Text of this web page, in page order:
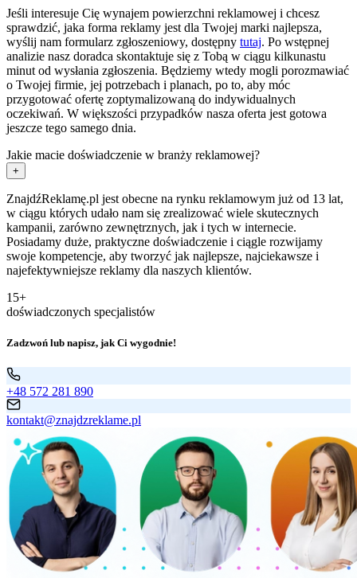
Jeśli interesuje Cię wynajem powierzchni reklamowej i chcesz
sprawdzić, jaka forma reklamy jest dla Twojej marki najlepsza,
wyślij nam formularz zgłoszeniowy, dostępny tutaj. Po wstępnej
analizie nasz doradca skontaktuje się z Tobą w ciągu kilkunastu
minut od wysłania zgłoszenia. Będziemy wtedy mogli porozmawiać
o Twojej firmie, jej potrzebach i planach, po to, aby móc
przygotować ofertę zoptymalizowaną do indywidualnych
oczekiwań. W większości przypadków nasza oferta jest gotowa
jeszcze tego samego dnia.
Jakie macie doświadczenie w branży reklamowej?
+
ZnajdźReklamę.pl jest obecne na rynku reklamowym już od 13 lat,
w ciągu których udało nam się zrealizować wiele skutecznych
kampanii, zarówno zewnętrznych, jak i tych w internecie.
Posiadamy duże, praktyczne doświadczenie i ciągle rozwijamy
swoje kompetencje, aby tworzyć jak najlepsze, najciekawsze i
najefektywniejsze reklamy dla naszych klientów.
15+
doświadczonych specjalistów
Zadzwoń lub napisz, jak Ci wygodnie!
+48 572 281 890
kontakt@znajdzreklame.pl